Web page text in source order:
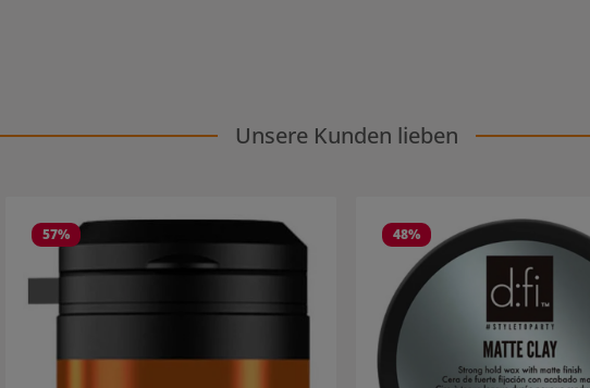
Unsere Kunden lieben
57% 48%